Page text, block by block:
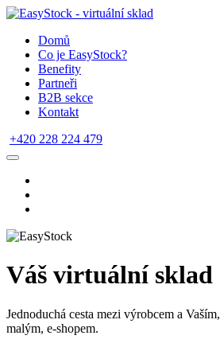
Domů
Co je EasyStock?
Benefity
Partneři
B2B sekce
Kontakt
+420 228 224 479
Váš virtuální sklad
Jednoduchá cesta mezi výrobcem a
malým, e-shopem.